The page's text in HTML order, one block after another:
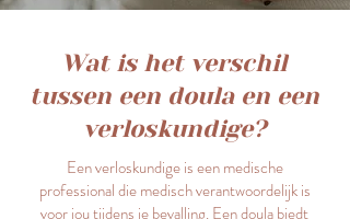
Wat is het verschil
tussen een doula en een
verloskundige?
Een verloskundige is een medische
professional die medisch verantwoordelijk is
voor jou tijdens je bevalling. Een doula biedt